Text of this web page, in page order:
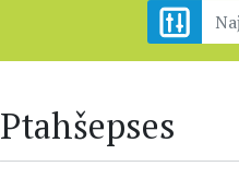
Ptahšepses